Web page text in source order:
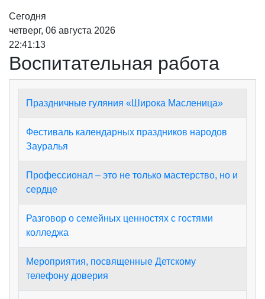
Сегодня
четверг, 06 августа 2026
22:41:13
Воспитательная работа
Праздничные гуляния «Широка Масленица»
Фестиваль календарных праздников народов
Зауралья
Профессионал – это не только мастерство, но и
сердце
Разговор о семейных ценностях с гостями
колледжа
Мероприятия, посвященные Детскому
телефону доверия